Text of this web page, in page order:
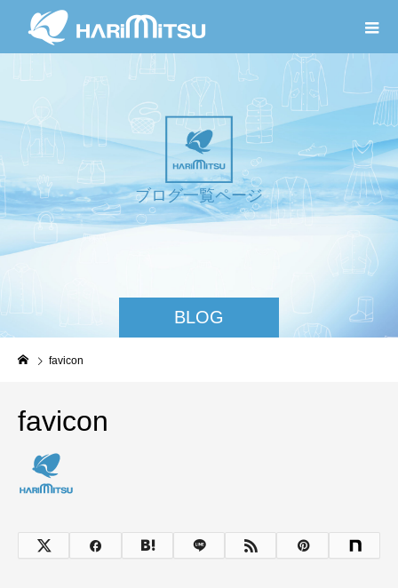
BLOG
ブログ一覧ページ
favicon
favicon